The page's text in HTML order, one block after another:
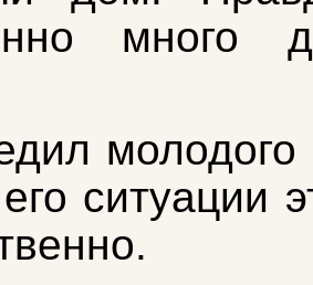
много
молодого
ситуации